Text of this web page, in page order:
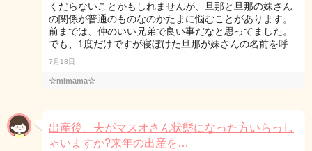
くだらないことかもしれませんが、旦那と旦那の妹さん
の関係が普通のものなのかたまに悩むことがあります。
前までは、仲のいい兄弟で良い事だなと思ってました。
でも、1度だけですが寝ぼけた旦那が妹さんの名前を呼…
7月18日
☆mimama☆
出産後、夫がマスオさん状態になった方いらっし
ゃいますか?来年の出産を…